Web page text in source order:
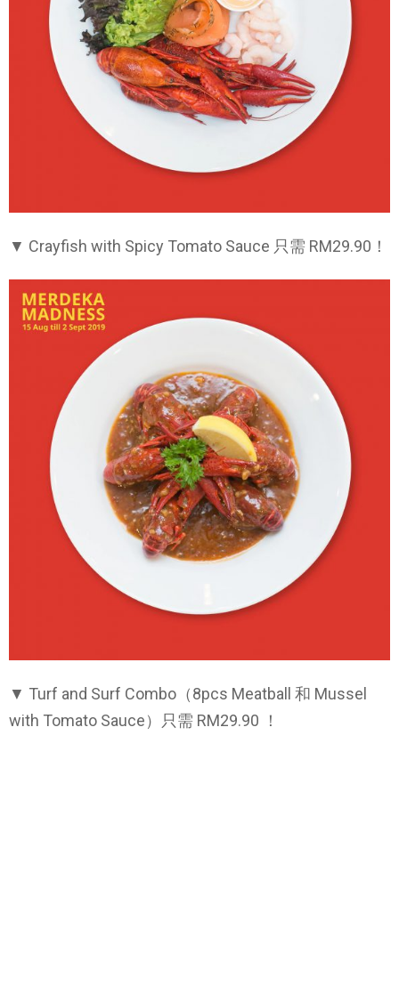
▼ Crayfish with Spicy Tomato Sauce 只需 RM29.90！
▼ Turf and Surf Combo（8pcs Meatball 和 Mussel
with Tomato Sauce）只需 RM29.90 ！